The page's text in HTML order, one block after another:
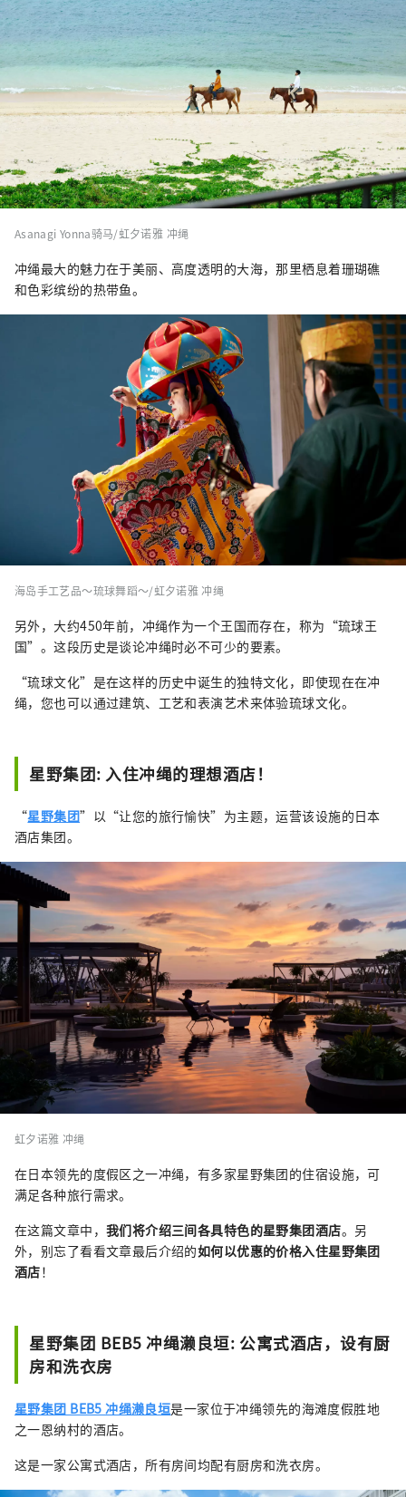
Asanagi Yonna骑马/虹夕诺雅 冲绳
冲绳最大的魅力在于美丽、高度透明的大海，那里栖息着珊瑚礁
和色彩缤纷的热带鱼。
海岛手工艺品～琉球舞蹈～/虹夕诺雅 冲绳
另外，大约450年前，冲绳作为一个王国而存在，称为“琉球王
国”。这段历史是谈论冲绳时必不可少的要素。
“琉球文化”是在这样的历史中诞生的独特文化，即使现在在冲
绳，您也可以通过建筑、工艺和表演艺术来体验琉球文化。
星野集团: 入住冲绳的理想酒店！
“星野集团”以“让您的旅行愉快”为主题，运营该设施的日本
酒店集团。
虹夕诺雅 冲绳
在日本领先的度假区之一冲绳，有多家星野集团的住宿设施，可
满足各种旅行需求。
在这篇文章中， 我们将介绍三间各具特色的星野集团酒店。另
外，别忘了看看文章最后介绍的如何以优惠的价格入住星野集团
酒店！
星野集团 BEB5 冲绳濑良垣: 公寓式酒店，设有厨
房和洗衣房
星野集团 BEB5 冲绳濑良垣是一家位于冲绳领先的海滩度假胜地
之一恩纳村的酒店。
这是一家公寓式酒店，所有房间均配有厨房和洗衣房。